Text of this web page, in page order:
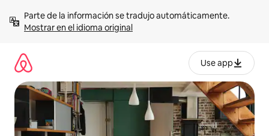
contenidoMostrar en el idioma original
Use app